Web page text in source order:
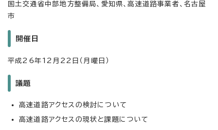
国土交通省中部地方整備局、愛知県、高速道路事業者、名古屋
市
開催日
平成26年12月22日（月曜日）
議題
高速道路アクセスの検討について
高速道路アクセスの現状と課題について